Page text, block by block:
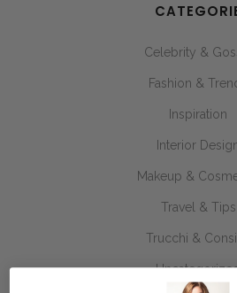
Celebrity &
Fashion &
Inspiration
Interior
Makeup &
Travel & Tips
Trucchi &